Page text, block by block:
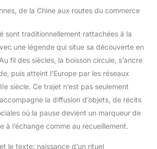
de la Chine aux routes du commerce
sont traditionnellement rattachées à la
une légende qui situe sa découverte en
fil des siècles, la boisson circule, s’ancre
puis atteint l’Europe par les réseaux
siècle. Ce trajet n’est pas seulement
la diffusion d’objets, de récits
où la pause devient un marqueur de
à l’échange comme au recueillement.
le texte: naissance d’un rituel